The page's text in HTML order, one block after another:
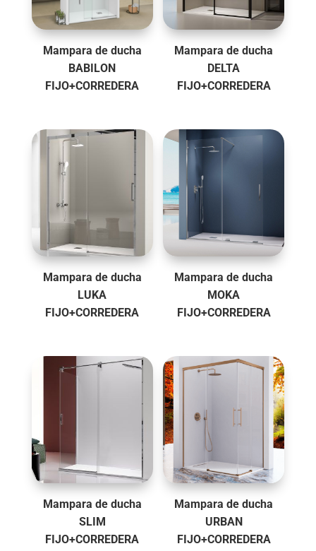
Mampara de ducha
BABILON
FIJO+CORREDERA
Mampara de ducha
DELTA
FIJO+CORREDERA
Mampara de ducha
LUKA
FIJO+CORREDERA
Mampara de ducha
MOKA
FIJO+CORREDERA
Mampara de ducha
SLIM
FIJO+CORREDERA
Mampara de ducha
URBAN
FIJO+CORREDERA